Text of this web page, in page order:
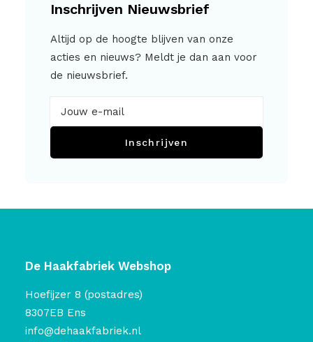
Inschrijven Nieuwsbrief
Altijd op de hoogte blijven van onze
acties en nieuws? Meldt je dan aan voor
de nieuwsbrief.
Inschrijven
De Haakfabriek Webshop
Hoefijzer 8 (postadres)
8307EB Ens
info@dehaakfabriek.nl